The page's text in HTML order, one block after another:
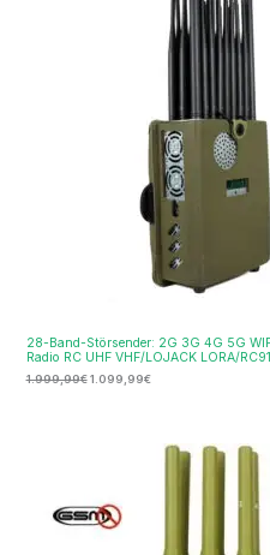
28-Band-Störsender: 2G 3G 4G 5G
Radio RC UHF VHF/LOJACK LORA/
1.999,99€ 1.099,99€
Ursprünglicher
Aktueller